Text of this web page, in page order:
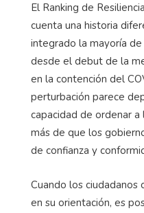
El Ranking de
cuenta una historia
integrado la mayoría
desde el debut de la
en la contención del
perturbación parece
capacidad de ordenar
más de que los
de confianza y
Cuando los ciudadanos
en su orientación, es